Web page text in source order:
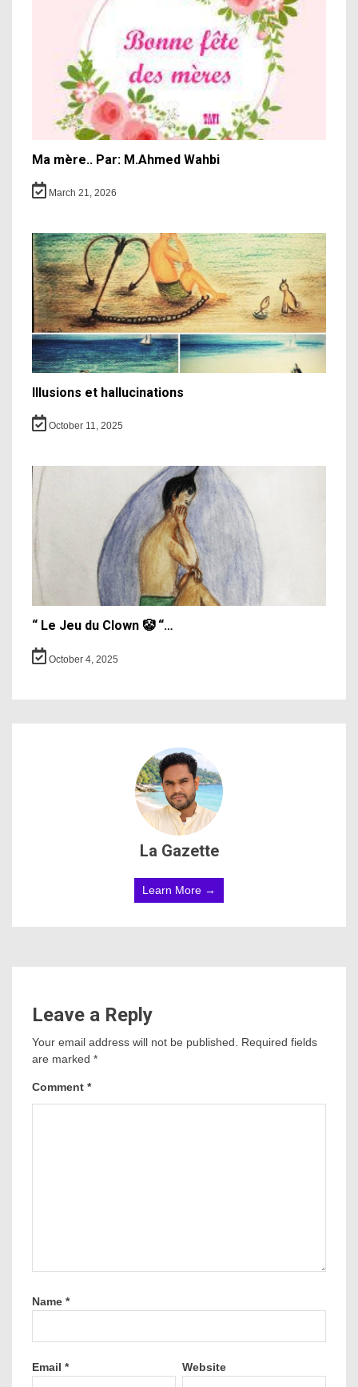
Ma mère.. Par: M.Ahmed Wahbi
March 21, 2026
Illusions et hallucinations
October 11, 2025
“ Le Jeu du Clown 🤡 “…
October 4, 2025
La Gazette
Learn More →
Leave a Reply
Your email address will not be published.
Required fields
are marked *
Comment *
Name *
Email * Website